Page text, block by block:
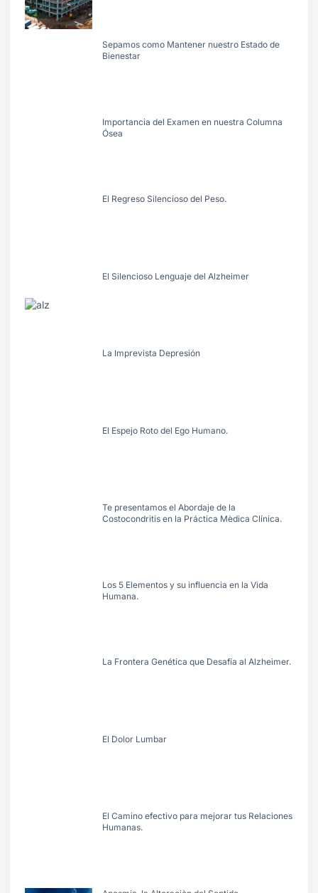
Sepamos como Mantener nuestro Estado de
Bienestar
Importancia del Examen en nuestra Columna
Ósea
El Regreso Silencioso del Peso.
El Silencioso Lenguaje del Alzheimer
La Imprevista Depresión
El Espejo Roto del Ego Humano.
Te presentamos el Abordaje de la
Costocondritis en la Práctica Mèdica Clínica.
Los 5 Elementos y su influencia en la Vida
Humana.
La Frontera Genética que Desafía al Alzheimer.
El Dolor Lumbar
El Camino efectivo para mejorar tus Relaciones
Humanas.